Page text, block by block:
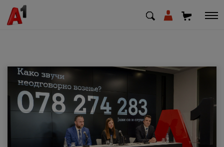
МК EN SQ
Деловни